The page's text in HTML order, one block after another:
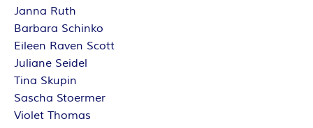
Janna Ruth
Barbara Schinko
Eileen Raven Scott
Juliane Seidel
Tina Skupin
Sascha Stoermer
Violet Thomas